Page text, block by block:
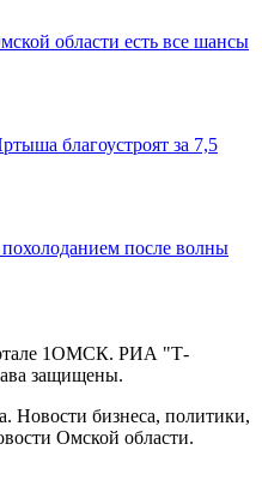
области есть все шансы
благоустроят за 7,5
после волны
1ОМСК. РИА "Т-
защищены.
бизнеса, политики,
Омской области.